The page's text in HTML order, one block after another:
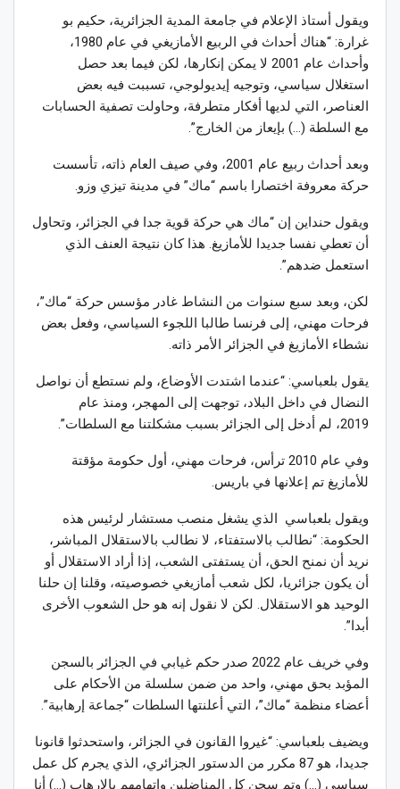
ويقول أستاذ الإعلام في جامعة المدية الجزائرية، حكيم بو
غرارة: “هناك أحداث في الربيع الأمازيغي في عام 1980،
وأحداث عام 2001 لا يمكن إنكارها، لكن فيما بعد حصل
استغلال سياسي، وتوجيه إيديولوجي، تسببت فيه بعض
العناصر، التي لديها أفكار متطرفة، وحاولت تصفية الحسابات
مع السلطة (…) بإيعاز من الخارج”.
وبعد أحداث ربيع عام 2001، وفي صيف العام ذاته، تأسست
حركة معروفة اختصارا باسم “ماك” في مدينة تيزي وزو.
ويقول حنداين إن “ماك هي حركة قوية جدا في الجزائر، وتحاول
أن تعطي نفسا جديدا للأمازيغ. هذا كان نتيجة العنف الذي
استعمل ضدهم”.
لكن، وبعد سبع سنوات من النشاط غادر مؤسس حركة “ماك”،
فرحات مهني، إلى فرنسا طالبا اللجوء السياسي، وفعل بعض
نشطاء الأمازيغ في الجزائر الأمر ذاته.
يقول بلعباسي: “عندما اشتدت الأوضاع، ولم نستطع أن نواصل
النضال في داخل البلاد، توجهت إلى المهجر، ومنذ عام
2019، لم أدخل إلى الجزائر بسبب مشكلتنا مع السلطات”.
وفي عام 2010 ترأس، فرحات مهني، أول حكومة مؤقتة
للأمازيغ تم إعلانها في باريس.
ويقول بلعباسي الذي يشغل منصب مستشار لرئيس هذه
الحكومة: “نطالب بالاستفتاء، لا نطالب بالاستقلال المباشر،
نريد أن نمنح الحق، أن يستفتى الشعب، إذا أراد الاستقلال أو
أن يكون جزائريا، لكل شعب أمازيغي خصوصيته، وقلنا إن حلنا
الوحيد هو الاستقلال. لكن لا نقول إنه هو حل الشعوب الأخرى
أبدا”.
وفي خريف عام 2022 صدر حكم غيابي في الجزائر بالسجن
المؤبد بحق مهني، واحد من ضمن سلسلة من الأحكام على
أعضاء منظمة “ماك”، التي أعلنتها السلطات “جماعة إرهابية”.
ويضيف بلعباسي: “غيروا القانون في الجزائر، واستحدثوا قانونا
جديدا، هو 87 مكرر من الدستور الجزائري، الذي يجرم كل عمل
سياسي (…) وتم سجن كل المناضلين واتهامهم بالإرهاب (…) أنا